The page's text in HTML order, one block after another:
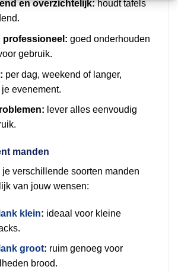
en overzichtelijk:houdt tafels
professioneel: goed onderhouden
gebruik.
per dag, weekend of langer,
evenement.
lever alles eenvoudig
manden
je verschillende soorten manden
van jouw wensen:
klein: ideaal voor kleine
groot: ruim genoeg voor
brood.